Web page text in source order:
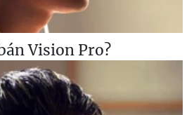
Vision Pro?